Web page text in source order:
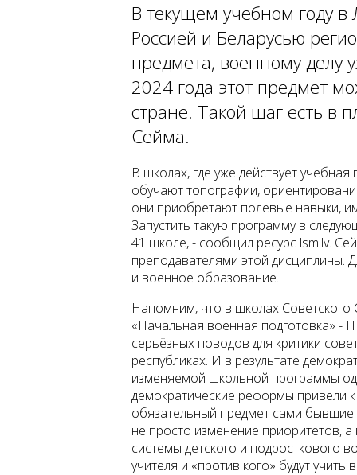
В текущем учебном году
Россией и Беларусью
предмета, военному делу
2024 года этот предмет
стране. Такой шаг есть в
Сейма.
В школах, где уже действует
обучают топографии,
они приобретают полевые навыки,
Запустить такую программу в
41 школе, - сообщил ресурс lsm.lv.
преподавателями этой дисциплины.
и военное образование.
Напомним, что в школах
«Начальная военная подготовка» -
серьёзных поводов для критики
республиках. И в результате
изменяемой школьной программы
демократические реформы привели
обязательный предмет сами
не просто изменение приоритетов,
системы детского и подросткового
учителя и «против кого» будут